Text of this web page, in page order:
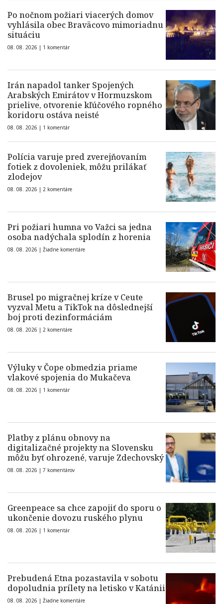
Po nočnom požiari viacerých domov
vyhlásila obec Braväcovo mimoriadnu
situáciu
08. 08. 2026 | 1 komentár
Irán napadol tanker Spojených
Arabských Emirátov v Hormuzskom
prielive, otvorenie kľúčového ropného
koridoru ostáva neisté
08. 08. 2026 | 1 komentár
Polícia varuje pred zverejňovaním
fotiek z dovoleniek, môžu prilákať
zlodejov
08. 08. 2026 | 2 komentáre
Pri požiari humna vo Važci sa jedna
osoba nadýchala splodín z horenia
08. 08. 2026 | Žiadne komentáre
Brusel po migračnej kríze v Ceute
vyzval Metu a TikTok na dôslednejší
boj proti dezinformáciám
08. 08. 2026 | 2 komentáre
Výluky v Čope obmedzia priame
vlakové spojenia do Mukačeva
08. 08. 2026 | 1 komentár
Platby z plánu obnovy na
digitalizačné projekty na Slovensku
môžu byť ohrozené, varuje Zdechovský
08. 08. 2026 | 7 komentárov
Greenpeace sa chce zapojiť do sporu o
ukončenie dovozu ruského plynu
08. 08. 2026 | 1 komentár
Prebudená Etna pozastavila v sobotu
dopoludnia prílety na letisko v Katánii
08. 08. 2026 | Žiadne komentáre